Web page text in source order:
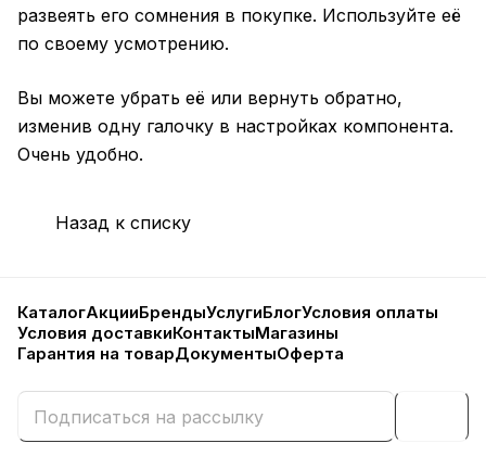
развеять его сомнения в покупке. Используйте её
по своему усмотрению.
Вы можете убрать её или вернуть обратно,
изменив одну галочку в настройках компонента.
Очень удобно.
Назад к списку
КаталогАкцииБрендыУслугиБлогУсловия оплаты
Условия доставкиКонтактыМагазины
Гарантия на товарДокументыОферта